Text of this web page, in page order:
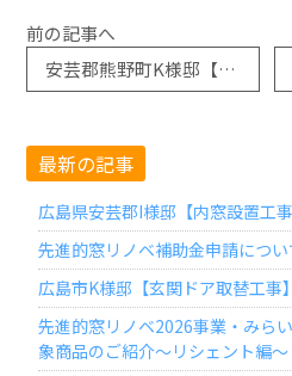
前の記事へ
安芸郡熊野町K様邸【リシェント玄関ドア取替工事】施工例アップしました
最新の記事
広島県安芸郡I様邸【内窓設置工
先進的窓リノベ補助金申請につい
広島市K様邸【玄関ドア取替工事
先進的窓リノベ2026事業・みら
象商品のご紹介～リシェント編～